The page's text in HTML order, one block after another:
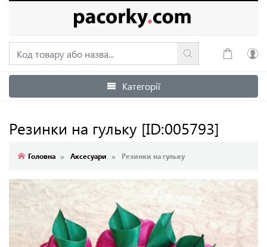
Увійти
Категорії
Резинки на гульку [ID:005793]
Головна Аксесуари Резинки на гульку